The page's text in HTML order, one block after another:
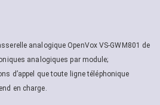
analogique OpenVox VS-GWM801 de
analogiques par module;
d’appel que toute ligne téléphonique
en charge.